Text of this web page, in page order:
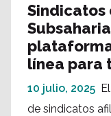
Sindicatos
línea para
10 julio, 2025
de sindicatos